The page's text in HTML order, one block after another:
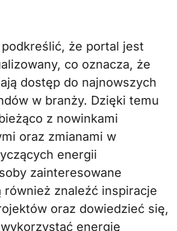
że portal jest
co oznacza, że
dostęp do najnowszych
w branży. Dzięki temu
z nowinkami
oraz zmianami w
energii
zainteresowane
również znaleźć inspiracje
oraz dowiedzieć się,
energię